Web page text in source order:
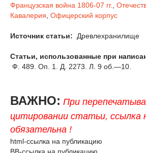
Французская война 1806-07 гг.
Кавалерия Офицерский корпус
Источник статьи: Древлехранилище
Статьи, использованные при
Ф. 489. Оп. 1. Д. 2273. Л. 9 об.—10.
ВАЖНО: При
цитировании статьи, ссылка
обязательна !
html-ссылка на публикацию
BB-ссылка на публикацию